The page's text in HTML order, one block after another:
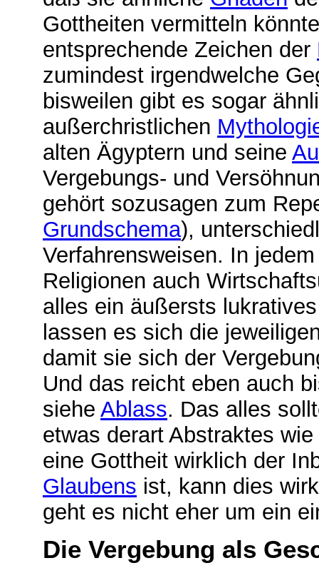
Gottheiten vermitteln
entsprechende Zeichen der
zumindest irgendwelche
bisweilen gibt es sogar
außerchristlichen
alten Ägyptern und seine
Vergebungs- und
gehört sozusagen zum
Grundschema),
Verfahrensweisen. In
Religionen auch
alles ein äußersts
lassen es sich die
damit sie sich der
Und das reicht eben auch
siehe Ablass. Das alles
etwas derart Abstraktes
eine Gottheit wirklich der
Glaubens ist, kann dies
geht es nicht eher um ein
Die Vergebung als